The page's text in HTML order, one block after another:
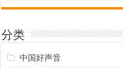
分类
中国好声音